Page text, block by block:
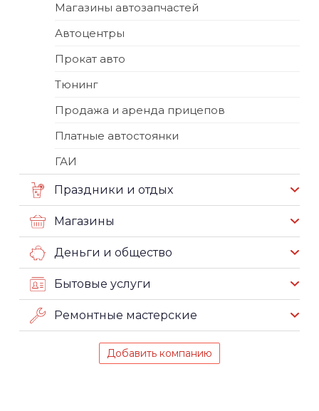
Магазины автозапчастей
Автоцентры
Прокат авто
Тюнинг
Продажа и аренда прицепов
Платные автостоянки
ГАИ
Праздники и отдых
Магазины
Деньги и общество
Бытовые услуги
Ремонтные мастерские
Добавить компанию